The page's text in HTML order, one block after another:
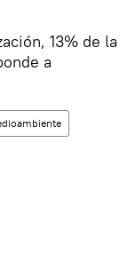
13% de la
a